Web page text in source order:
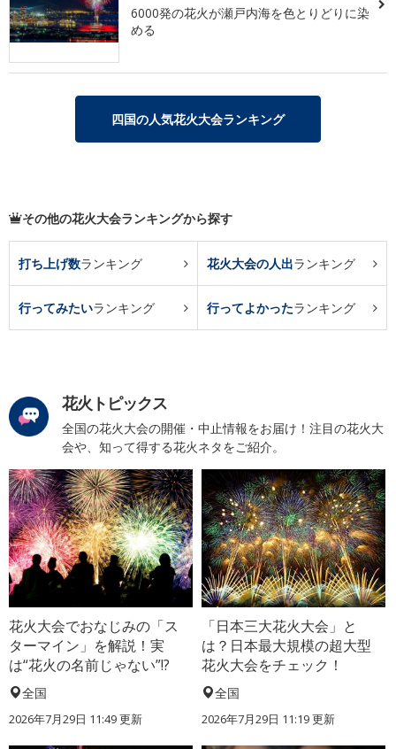
6000発の花火が瀬戸内海を色とりどりに染
める
四国の人気花火大会ランキング
その他の花火大会ランキングから探す
打ち上げ数ランキング 花火大会の人出ランキング
行ってみたいランキング 行ってよかったランキング
花火トピックス
全国の花火大会の開催・中止情報をお届け！注目の花火大
会や、知って得する花火ネタをご紹介。
花火大会でおなじみの「ス
ターマイン」を解説！実
は“花火の名前じゃない”!?
全国
2026年7月29日 11:49 更新
「日本三大花火大会」と
は？日本最大規模の超大型
花火大会をチェック！
全国
2026年7月29日 11:19 更新